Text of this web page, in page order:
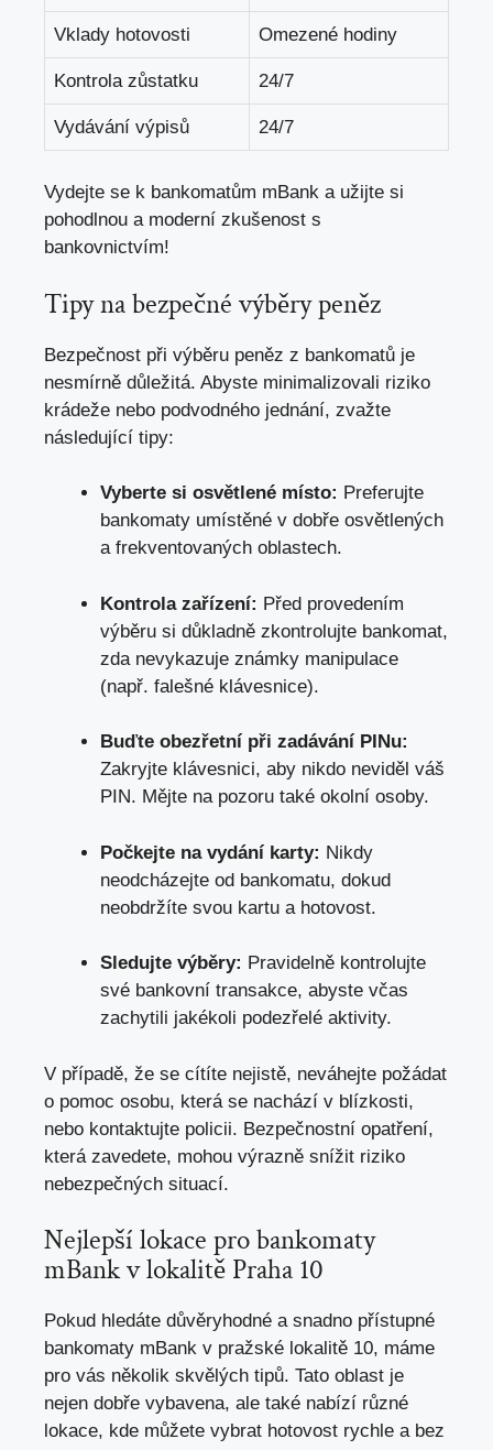
Vklady hotovosti Omezené hodiny
Kontrola zůstatku 24/7
Vydávání výpisů 24/7
Vydejte se k bankomatům mBank a užijte si
pohodlnou a moderní zkušenost s
bankovnictvím!
Tipy na bezpečné výběry peněz
Bezpečnost při výběru peněz z bankomatů je
nesmírně důležitá. Abyste minimalizovali riziko
krádeže nebo podvodného jednání, zvažte
následující tipy:
Vyberte si osvětlené místo: Preferujte
bankomaty umístěné v dobře osvětlených
a frekventovaných oblastech.
Kontrola zařízení: Před provedením
výběru si důkladně zkontrolujte bankomat,
zda nevykazuje známky manipulace
(např. falešné klávesnice).
Buďte obezřetní při zadávání PINu:
Zakryjte klávesnici, aby nikdo neviděl váš
PIN. Mějte na pozoru také okolní osoby.
Počkejte na vydání karty: Nikdy
neodcházejte od bankomatu, dokud
neobdržíte svou kartu a hotovost.
Sledujte výběry: Pravidelně kontrolujte
své bankovní transakce, abyste včas
zachytili jakékoli podezřelé aktivity.
V případě, že se cítíte nejistě, neváhejte požádat
o pomoc osobu, která se nachází v blízkosti,
nebo kontaktujte policii. Bezpečnostní opatření,
která zavedete, mohou výrazně snížit riziko
nebezpečných situací.
Nejlepší lokace pro bankomaty
mBank v lokalitě Praha 10
Pokud hledáte důvěryhodné a snadno přístupné
bankomaty mBank v pražské lokalitě 10, máme
pro vás několik skvělých tipů. Tato oblast je
nejen dobře vybavena, ale také nabízí různé
lokace, kde můžete vybrat hotovost rychle a bez